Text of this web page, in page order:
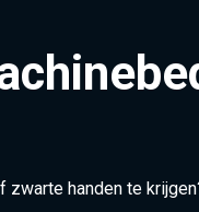
handen te